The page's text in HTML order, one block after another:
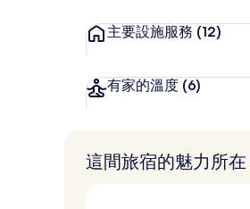
主要設施服務 (12)
有家的溫度 (6)
這間旅宿的魅力所在